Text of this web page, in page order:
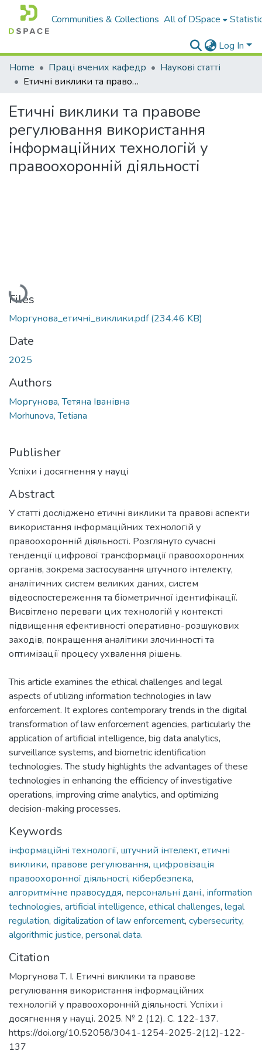
Communities & Collections All of DSpace
Log In
Home
Праці вчених кафедр
Наукові статті
Етичні виклики та правове регулювання використання інформаційних технологій у правоохоронній діяльності
Етичні виклики та правове
регулювання використання
інформаційних технологій у
правоохоронній діяльності
Loading...
Files
Моргунова_етичні_виклики.pdf(234.46 KB)
Date
2025
Authors
Моргунова, Тетяна Іванівна
Morhunova, Tetiana
Publisher
Успіхи і досягнення у науці
Abstract
У статті досліджено етичні виклики та правові аспекти
використання інформаційних технологій у
правоохоронній діяльності. Розглянуто сучасні
тенденції цифрової трансформації правоохоронних
органів, зокрема застосування штучного інтелекту,
аналітичних систем великих даних, систем
відеоспостереження та біометричної ідентифікації.
Висвітлено переваги цих технологій у контексті
підвищення ефективності оперативно-розшукових
заходів, покращення аналітики злочинності та
оптимізації процесу ухвалення рішень.
This article examines the ethical challenges and legal
aspects of utilizing information technologies in law
enforcement. It explores contemporary trends in the digital
transformation of law enforcement agencies, particularly the
application of artificial intelligence, big data analytics,
surveillance systems, and biometric identification
technologies. The study highlights the advantages of these
technologies in enhancing the efficiency of investigative
operations, improving crime analytics, and optimizing
decision-making processes.
Keywords
інформаційні технології, штучний інтелект, етичні
виклики, правове регулювання, цифровізація
правоохоронної діяльності, кібербезпека,
алгоритмічне правосуддя, персональні дані., information
technologies, artificial intelligence, ethical challenges, legal
regulation, digitalization of law enforcement, cybersecurity,
algorithmic justice, personal data.
Citation
Моргунова Т. І. Етичні виклики та правове
регулювання використання інформаційних
технологій у правоохоронній діяльності. Успіхи і
досягнення у науці. 2025. № 2 (12). С. 122-137.
https://doi.org/10.52058/3041-1254-2025-2(12)-122-
137